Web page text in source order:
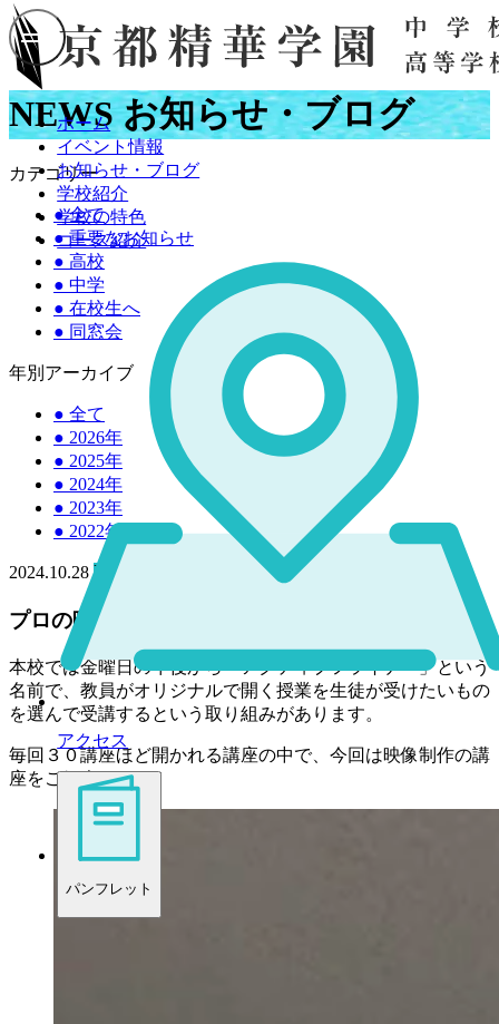
ホーム
イベント情報
お知らせ・ブログ
学校紹介
学校の特色
コース紹介
アクセス
パンフレット
NEWS お知らせ・ブログ
カテゴリー
●全て
●重要なお知らせ
● 高校
● 中学
● 在校生へ
● 同窓会
年別アーカイブ
● 全て
● 2026年
● 2025年
● 2024年
● 2023年
● 2022年
2024.10.28 高校
プロの映画監督から撮影方法を学びました！
本校では金曜日の午後から「アクティブフライデー」という
名前で、教員がオリジナルで開く授業を生徒が受けたいもの
を選んで受講するという取り組みがあります。
毎回３０講座ほど開かれる講座の中で、今回は映像制作の講
座をご紹介します！